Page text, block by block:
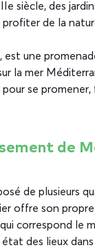
siècle, des
de la
une
la mer
se
de
de plusieurs
offre son
correspond le
des lieux